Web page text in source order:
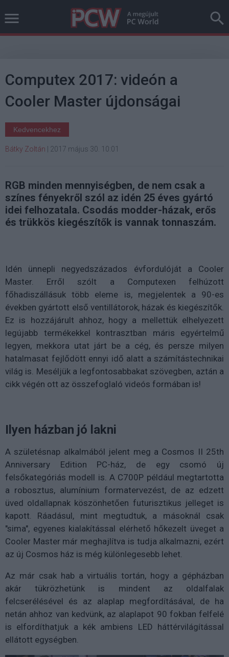
Computex 2017: videón a
Cooler Master újdonságai
Kedvencekhez
Bátky Zoltán 2017 május 30. 10:01
RGB minden mennyiségben, de nem csak a
színes fényekről szól az idén 25 éves gyártó
idei felhozatala. Csodás modder-házak, erős
és trükkös kiegészítők is vannak tonnaszám.
Idén ünnepli negyedszázados évfordulóját a Cooler
Master. Erről szólt a Computexen felhúzott
főhadiszállásuk több eleme is, megjelentek a 90-es
években gyártott első ventillátorok, házak és kiegészítők.
Ez is hozzájárult ahhoz, hogy a mellettük elhelyezett
legújabb termékekkel kontrasztban máris egyértelmű
legyen, mekkora utat járt be a cég, és persze milyen
hatalmasat fejlődött ennyi idő alatt a számítástechnikai
világ is. Meséljük a legfontosabbakat szövegben, aztán a
cikk végén ott az összefoglaló videós formában is!
Ilyen házban jó lakni
A születésnap alkalmából jelent meg a Cosmos II 25th
Anniversary Edition PC-ház, de egy csomó új
felsőkategóriás modell is. A C700P például megtartotta
a robosztus, alumínium formatervezést, de az edzett
üved oldallapnak köszönhetően futurisztikus jelleget is
kapott. Ráadásul, mint megtudtuk, a másoknál csak
"sima", egyenes kialakítással elérhető hőkezelt üveget a
Cooler Master már meghajlítva is tudja alkalmazni, ezért
az új Cosmos ház is még különlegesebb lehet.
Az már csak hab a virtuális tortán, hogy a gépházban
akár tükrözhetünk is mindent az oldalfalak
felcserélésével és az alaplap megfordításával, de ha
netán ahhoz van kedvünk, az alaplapot 90 fokban felfelé
is elfordíthatjuk a kék ambiens LED háttérvilágítással
ellátott egységben.